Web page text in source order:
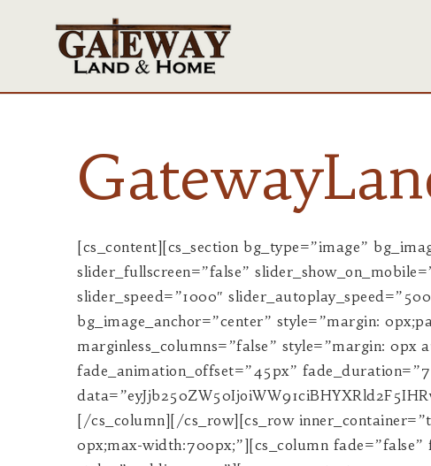
[cs_content][cs_section bg_type=”image” bg_image=”https://assets.agentfire3.com/uploads/sites/1474/2021/06/DJI-0239.jpg” parallax=”true” slider_fullscreen=”false” slider_show_on_mobile=”true” slider_center_content=”false” slider_manual_height=”false” slider_height=”550″ slider_speed=”1000″ slider_autoplay_speed=”5000″ slider_autoplay=”true” slider_arrows=”false” slider_fade=”true” slider_dots=”false” bg_image_anchor=”center” style=”margin: 0px;padding: 45px 0px 0px;min-height:400px;”][cs_row inner_container=”true” marginless_columns=”false” style=”margin: 0px auto;padding: 0px;”][cs_column fade=”false” fade_animation=”in” fade_animation_offset=”45px” fade_duration=”750″ type=”1/1″ style=”padding: 0px;”][cs_custom_headline data=”eyJjb250ZW50IjoiWW91ciBHYXRld2F5IHRvIENvdW50cnkgTGl2aW5nLi4uIiwibGV2ZWwiOiJoMiIsImxvb2tzX2xpa2UiOiJoMyIsInRleHRfY29sb3IiOiJoc2woMCwgOCUsIDg1JSkiLCJhY2NlbnQiOiJmYWxzZSIsImlkIjoiIiwiX3R5cGUiOiJjdXN0b20taGVhZGxpbmUiLCJlbGVtZW50cyI6W10sImNsYXNzIjoiY3MtdGEtY2VudGVyIG1ibSIsInN0eWxlIjoiY29sb3I6IGhzbCgwLCA4JSwgODUlKTtsZXR0ZXItc3BhY2luZzowcHg7Zm9udC13ZWlnaHQ6MTAwOyIsImV4dHJhIjoiIGNsYXNzPVwiY3MtdGEtY2VudGVyIG1ibVwiIHN0eWxlPVwiY29sb3I6IGhzbCgwLCA4JSwgODUlKTtsZXR0ZXItc3BhY2luZzowcHg7Zm9udC13ZWlnaHQ6MTAwO1wiIn0=”][/cs_column][/cs_row][cs_row inner_container=”true” marginless_columns=”false” class=”cs-ta-center” style=”margin: 0px auto;padding: 0px;max-width:700px;”][cs_column fade=”false” fade_animation=”in” fade_animation_offset=”45px” fade_duration=”750″ type=”1/1″ style=”padding: 0px;”][cs_raw_content data=”eyJ0ZXh0X3NpemUiOiIiLCJ0ZXh0X2NvbG9yIjoiIiwiY29udGVudCI6IjxkaXYgY2xhc3M9XCJhZ2VudGZpcmUtbWFwXCIgbWFwLXN2Zz1cImdhdGV3YXlob21lYW5kbGFubmRcIiBpZS1oZWlnaHQ9XCI4OTRcIj48XC9kaXY+XG4iLCJpZCI6IiIsIl90eXBlIjoicmF3LWNvbnRlbnQiLCJlbGVtZW50cyI6W10sImNsYXNzIjoiIiwic3R5bGUiOiIiLCJleHRyYSI6IiJ9″][/cs_column][/cs_row][cs_row inner_container=”true” marginless_columns=”false” style=”margin: 0px auto;padding: 0px;”][cs_column fade=”false” fade_animation=”in” fade_animation_offset=”45px” fade_duration=”750″ type=”1/1″ style=”padding: 0px;”][cs_raw_content data=”eyJ0ZXh0X3NpemUiOiIiLCJ0ZXh0X2NvbG9yIjoiIiwiY29udGVudCI6IltzaG93Y2FzZWlkeF9zZWFyY2ggYmFja2dyb3VuZD1cIjI1NSwyNTUsMjU1LDAuNVwiIHBhZGRpbmc9XCIyMFwiIHJhZGl1cz1cIjVcIl0iLCJpZCI6IiIsIl90eXBlIjoicmF3LWNvbnRlbnQiLCJlbGVtZW50cyI6W10sImNsYXNzIjoiYWZxcy1zbGlkZXIgYWZxcy1zbGlkZXItbWFpbiBtYm0iLCJzdHlsZSI6IiIsImV4dHJhIjoiIGNsYXNzPVwiYWZxcy1zbGlkZXIgYWZxcy1zbGlkZXItbWFpbiBtYm1cIiJ9″][/cs_column][/cs_row][/cs_section][cs_section bg_type=”image” bg_image=”https://assets.agentfire3.com/uploads/sites/1474/2016/02/home-blog-bg-1920.jpg” parallax=”true” slider_fullscreen=”false” slider_show_on_mobile=”true” slider_center_content=”false” slider_manual_height=”false” slider_height=”550″ slider_speed=”1000″ slider_autoplay_speed=”5000″ slider_autoplay=”true” slider_arrows=”false” slider_fade=”true” slider_dots=”false” bg_image_anchor=”center” style=”margin: 0px;padding: 2em 0px 0px;”][cs_row inner_container=”true” marginless_columns=”false” style=”margin: 0px auto;padding: 0px;”][cs_column fade=”false” fade_animation=”in” fade_animation_offset=”45px” fade_duration=”750″ type=”1/1″ class=”cs-ta-center” style=”padding: 0px;”][cs_custom_headline